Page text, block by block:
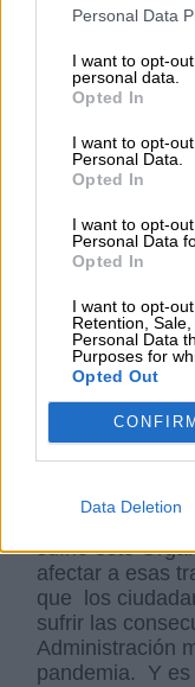
Personal Data
I want to opt-
personal data.
Opted In
I want to opt-
Personal Data.
Opted In
I want to opt-
Personal Data
Opted In
I want to opt-
Retention,
Personal Data
Purposes for
Opted Out
CONFIRM
Data Deletion
El SEPE
meses,
previa
El tema es
muchos. Por
muchas
durante
previa para
para ello, así
probablemente
sufrió este
afectar a esas
que los
sufrir las
Administración
pandemia. Y es